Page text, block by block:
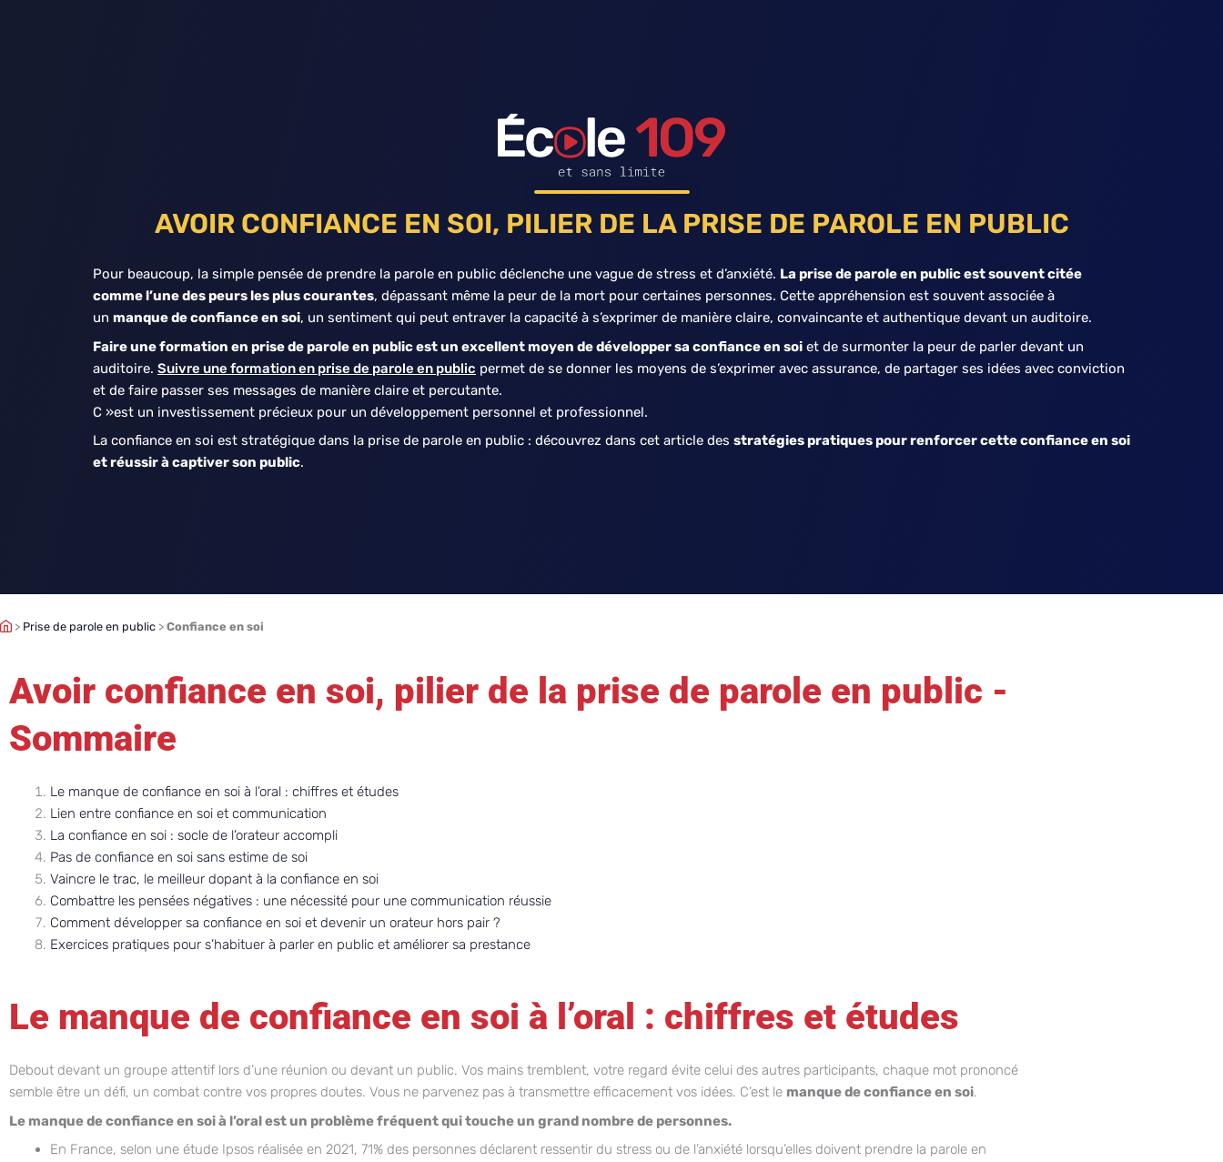
AVOIR CONFIANCE EN SOI, PILIER DE LA PRISE DE PAROLE EN PUBLIC
Pour beaucoup, la simple pensée de prendre la parole en public déclenche une vague de stress et d’anxiété. La prise de parole en public est souvent citée
comme l’une des peurs les plus courantes, dépassant même la peur de la mort pour certaines personnes. Cette appréhension est souvent associée à
un manque de confiance en soi, un sentiment qui peut entraver la capacité à s’exprimer de manière claire, convaincante et authentique devant un auditoire.
Faire une formation en prise de parole en public est un excellent moyen de développer sa confiance en soi et de surmonter la peur de parler devant un
auditoire. Suivre une formation en prise de parole en public permet de se donner les moyens de s’exprimer avec assurance, de partager ses idées avec conviction
et de faire passer ses messages de manière claire et percutante.
C »est un investissement précieux pour un développement personnel et professionnel.
La confiance en soi est stratégique dans la prise de parole en public : découvrez dans cet article des stratégies pratiques pour renforcer cette confiance en soi
et réussir à captiver son public.
> Prise de parole en public > Confiance en soi
Avoir confiance en soi, pilier de la prise de parole en public -
Sommaire
Le manque de confiance en soi à l’oral : chiffres et études
Lien entre confiance en soi et communication
La confiance en soi : socle de l’orateur accompli
Pas de confiance en soi sans estime de soi
Vaincre le trac, le meilleur dopant à la confiance en soi
Combattre les pensées négatives : une nécessité pour une communication réussie
Comment développer sa confiance en soi et devenir un orateur hors pair ?
Exercices pratiques pour s’habituer à parler en public et améliorer sa prestance
Le manque de confiance en soi à l’oral : chiffres et études
Debout devant un groupe attentif lors d’une réunion ou devant un public. Vos mains tremblent, votre regard évite celui des autres participants, chaque mot prononcé
semble être un défi, un combat contre vos propres doutes. Vous ne parvenez pas à transmettre efficacement vos idées. C’est le manque de confiance en soi.
Le manque de confiance en soi à l’oral est un problème fréquent qui touche un grand nombre de personnes.
En France, selon une étude Ipsos réalisée en 2021, 71% des personnes déclarent ressentir du stress ou de l’anxiété lorsqu’elles doivent prendre la parole en